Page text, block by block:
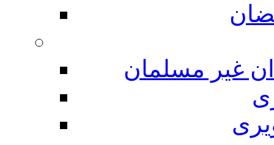
غیر مسلمان